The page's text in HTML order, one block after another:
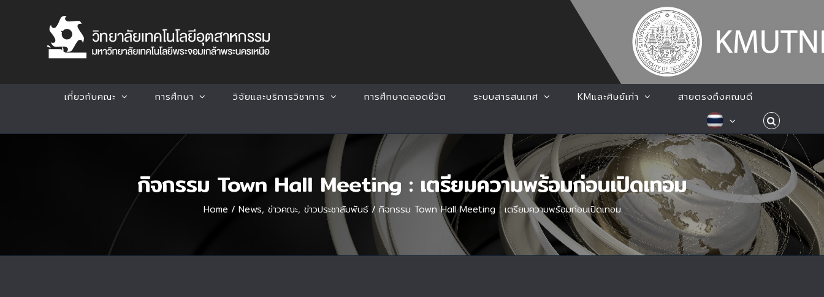
เกี่ยวกับคณะ การศึกษา วิจัยและบริการวิชาการ การศึกษาตลอดชีวิต ระบบสารสนเทศ KMและศิษย์เก่า สายตรงถึงคณบดี
กิจกรรม Town Hall Meeting : เตรียมความพร้อมก่อนเปิดเทอม
Home / News, ข่าวคณะ, ข่าวประชาสัมพันธ์ / กิจกรรม Town Hall Meeting : เตรียมความพร้อมก่อนเปิดเทอม